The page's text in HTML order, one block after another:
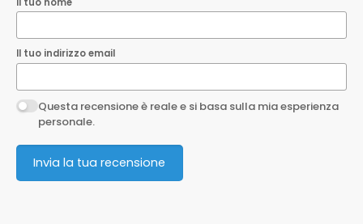
Il tuo indirizzo email
Questa recensione è reale e si basa sulla mia esperienza
personale.
Invia la tua recensione